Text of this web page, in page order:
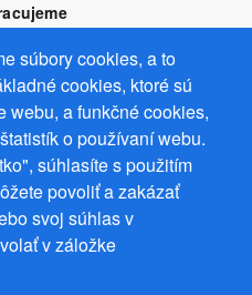
súbory cookies, a to
cookies, ktoré sú
webu, a funkčné cookies,
o používaní webu.
súhlasíte s použitím
povoliť a zakázať
svoj súhlas v
v záložke
MBA, Ostrov 256, 561
DIČ CZ9161263958
s.r.o.